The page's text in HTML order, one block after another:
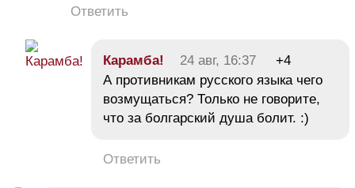
Ответить
Карамба! 24 авг, 16:37
+4
А противникам русского языка чего
возмущаться? Только не говорите,
что за болгарский душа болит. :)
Ответить